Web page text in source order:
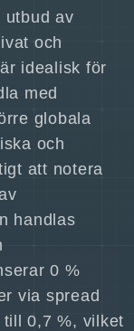
utbud av
och
idealisk för
med
globala
och
att notera
handlas
0 %
via spread
0,7 %, vilket